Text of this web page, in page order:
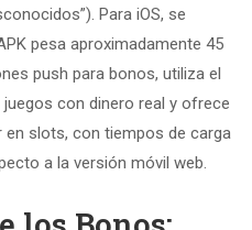
Para iOS, se
pesa aproximadamente 45
push para bonos, utiliza el
con dinero real y ofrece
slots, con tiempos de carga
a la versión móvil web.